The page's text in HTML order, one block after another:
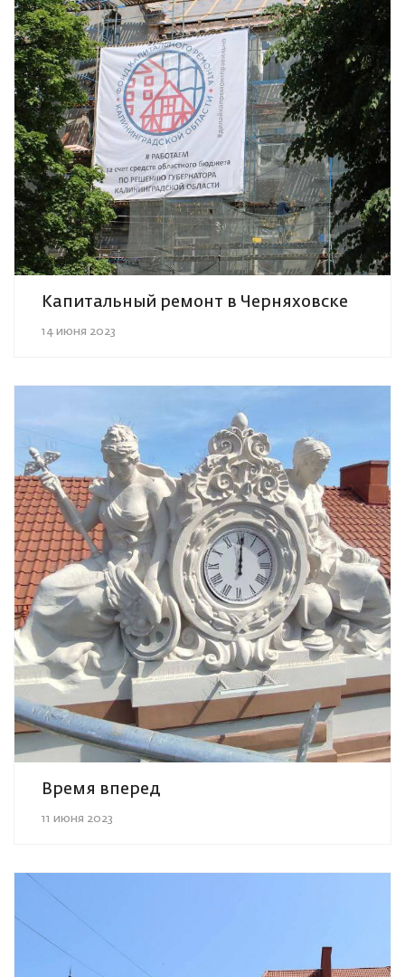
Капитальный ремонт в Черняховске
14 июня 2023
Время вперед
11 июня 2023